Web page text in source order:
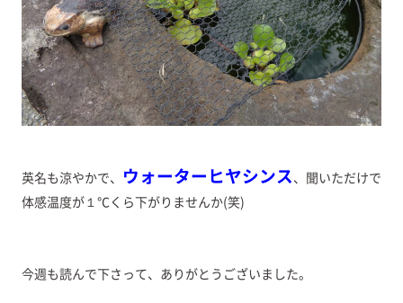
英名も涼やかで、 ウォーターヒヤシンス 、聞いただけで
体感温度が１℃くら下がりませんか(笑)
今週も読んで下さって、ありがとうございました。